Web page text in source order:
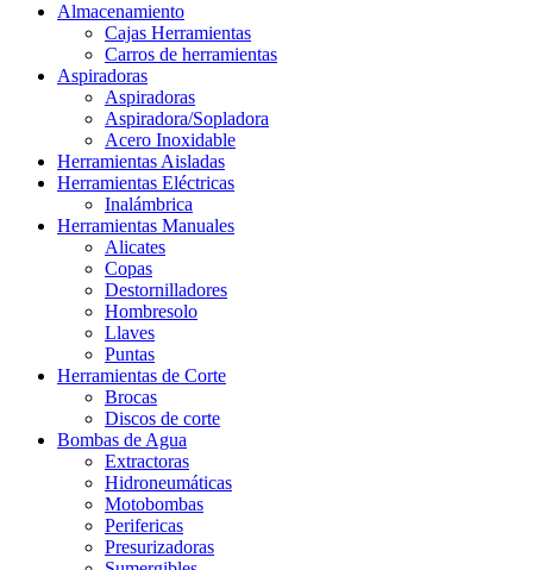
Almacenamiento
Cajas Herramientas
Carros de herramientas
Aspiradoras
Aspiradoras
Aspiradora/Sopladora
Acero Inoxidable
Herramientas Aisladas
Herramientas Eléctricas
Inalámbrica
Herramientas Manuales
Alicates
Copas
Destornilladores
Hombresolo
Llaves
Puntas
Herramientas de Corte
Brocas
Discos de corte
Bombas de Agua
Extractoras
Hidroneumáticas
Motobombas
Perifericas
Presurizadoras